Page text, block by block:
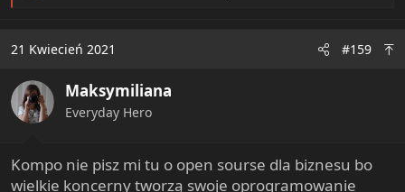
t
o
n
21 Kwiecień 2021 #159
Maksymiliana
Everyday Hero
Kompo nie pisz mi tu o open sourse dla biznesu bo
wielkie koncerny tworzą swoje oprogramowanie